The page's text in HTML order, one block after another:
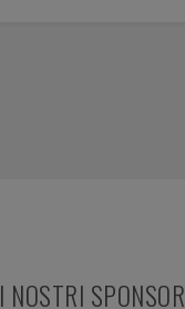
I NOSTRI SPONSOR